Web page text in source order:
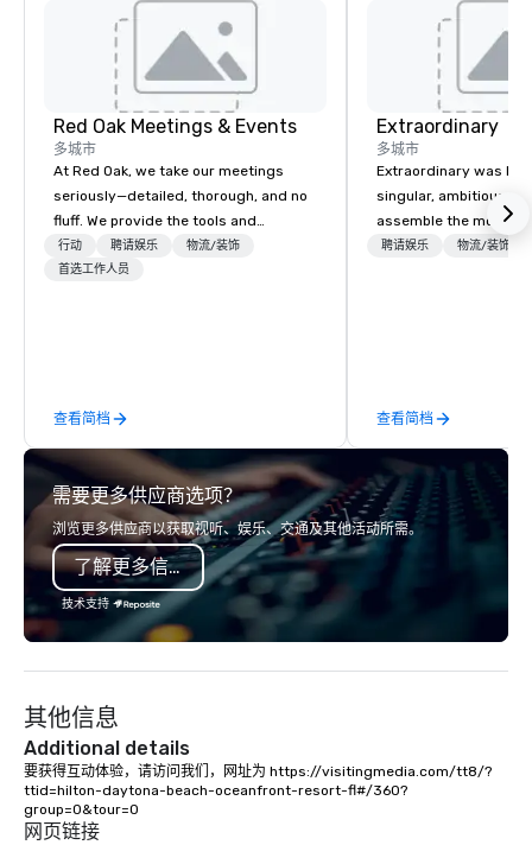
Red Oak Meetings & Events
多城市
At Red Oak, we take our meetings
seriously—detailed, thorough, and no
fluff. We provide the tools and
expertise needed to ensure your
meeting goes off without a hitch.
meeting planners have access to the
most up-to-date technology, allowing
them to provide real-time updates
and superior content to attendees
throughout any meeting or
conference. Red Oak is a full-service
meeting and planning company that
will be your dedicated partner
throughout the entire process. Call us
today to get started!
行动 聘请娱乐
物流/装饰
首选工作人员
查看简档
Extraordinary
多城市
Extraordinary was
singular, ambitious
assemble the most
of event
lifecycle—from initial
to breathtaking
and captivating
Whether
gathering for 10 or a
production for
with the world’s most
brands and agencies
extraordinary
time.
聘请娱乐 物流/装饰
查看简档
需要更多供应商选项？
浏览更多供应商以获取视听、娱乐、交通及其他活动所需。
了解更多信息
技术支持
其他信息
Additional details
要获得互动体验，请访问我们，网址为 https://visitingmedia.com/tt8/?
ttid=hilton-daytona-beach-oceanfront-resort-fl#/360?
group=0&tour=0
网页链接